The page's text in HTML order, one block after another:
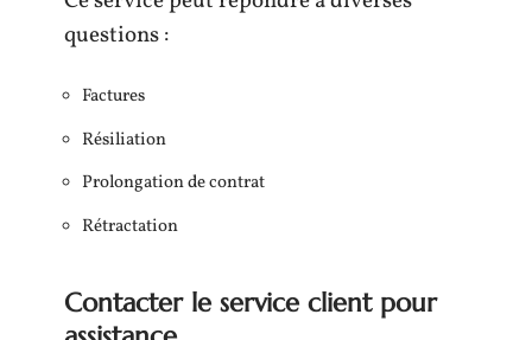
questions :
Factures
Résiliation
Prolongation de contrat
Rétractation
Contacter le service client pour